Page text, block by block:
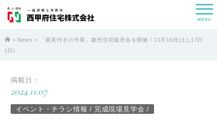
MENU
> News > 「家具付きの平屋」建売住宅販売会を開催！11月16日(土),17日
(日)
掲載日：
2024.11.07
イベント・チラシ情報 / 完成現場見学会 /